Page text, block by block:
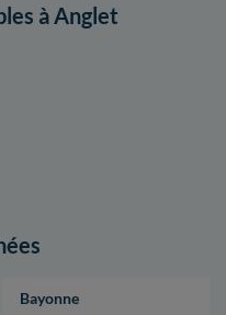
à Anglet
Bayonne